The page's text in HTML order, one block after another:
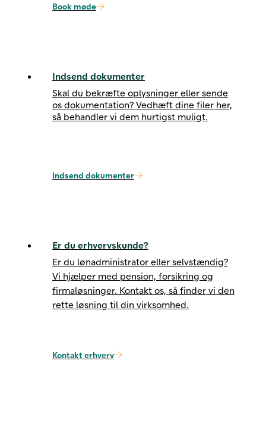
Book møde
Indsend dokumenter
Skal du bekræfte oplysninger eller sende
os dokumentation? Vedhæft dine filer her,
så behandler vi dem hurtigst muligt.
Indsend dokumenter
Er du erhvervskunde?
Er du lønadministrator eller selvstændig?
Vi hjælper med pension, forsikring og
firmaløsninger. Kontakt os, så finder vi den
rette løsning til din virksomhed.
Kontakt erhverv